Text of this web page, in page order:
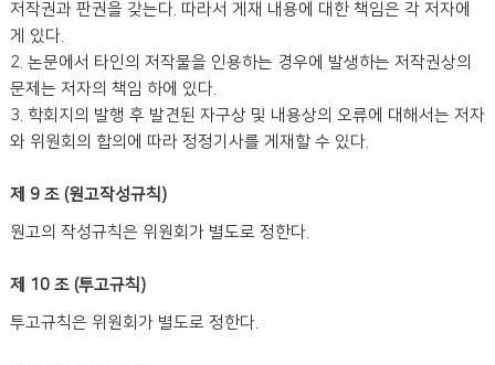
저작권과 판권을 갖는다. 따라서 게재 내용에 대한 책임은 각 저자에
게 있다.
2. 논문에서 타인의 저작물을 인용하는 경우에 발생하는 저작권상의
문제는 저자의 책임 하에 있다.
3. 학회지의 발행 후 발견된 자구상 및 내용상의 오류에 대해서는 저자
와 위원회의 합의에 따라 정정기사를 게재할 수 있다.
제 9 조 (원고작성규칙)
원고의 작성규칙은 위원회가 별도로 정한다.
제 10 조 (투고규칙)
투고규칙은 위원회가 별도로 정한다.